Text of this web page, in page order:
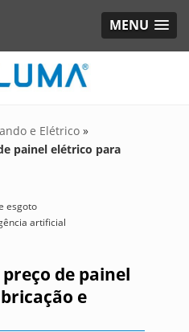
MENU
e Elétrico »
painel elétrico para
esgoto
artificial
de painel
e